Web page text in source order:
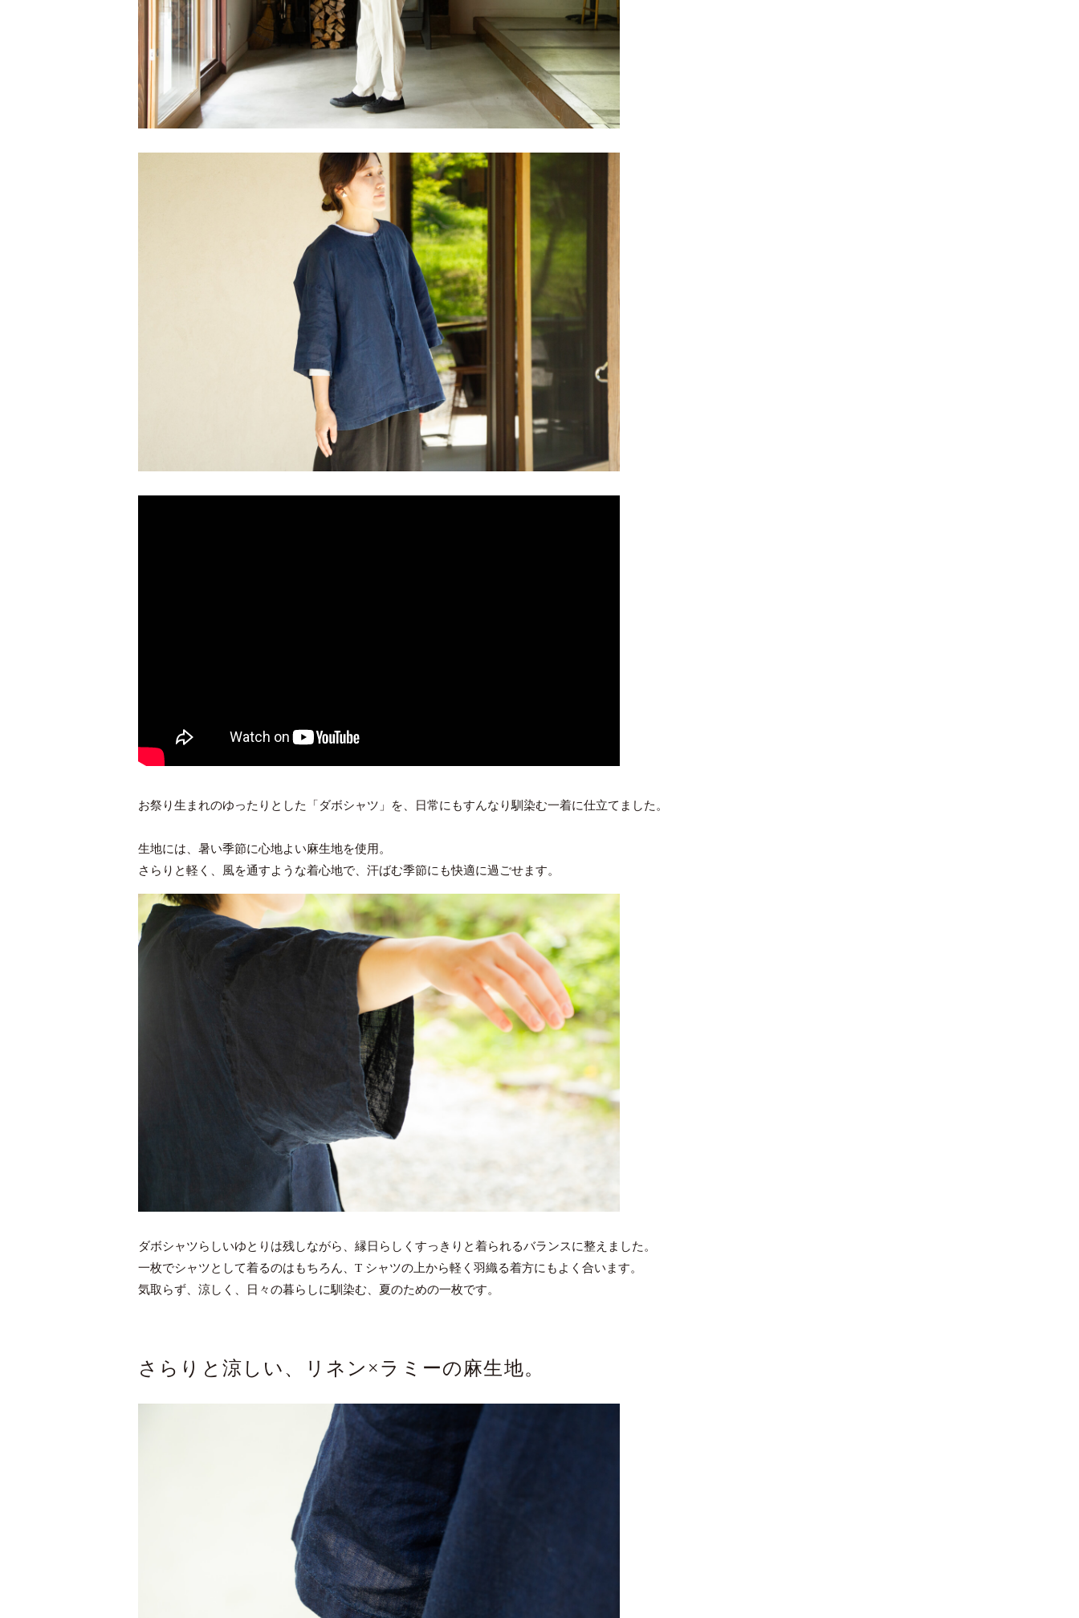
お祭り生まれのゆったりとした「ダボシャツ」を、日常にもすんなり馴染む一着に仕立てました。
生地には、暑い季節に心地よい麻生地を使用。
さらりと軽く、風を通すような着心地で、汗ばむ季節にも快適に過ごせます。
ダボシャツらしいゆとりは残しながら、縁日らしくすっきりと着られるバランスに整えました。
一枚でシャツとして着るのはもちろん、T シャツの上から軽く羽織る着方にもよく合います。
気取らず、涼しく、日々の暮らしに馴染む、夏のための一枚です。
さらりと涼しい、リネン×ラミーの麻生地。